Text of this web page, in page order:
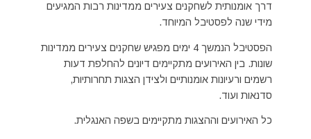
דרך אומנותית לשחקנים צעירים ממדינות רבות המגיעים
מידי שנה לפסטיבל המיוחד.
הפסטיבל הנמשך 4 ימים מפגיש שחקנים צעירים ממדינות
שונות. בין האירועים מתקיימים דיונים להחלפת דעות
רשמים ורעיונות אומנותיים ולצידן הצגות תחרותיות,
סדנאות ועוד.
כל האירועים וההצגות מתקיימים בשפה האנגלית.